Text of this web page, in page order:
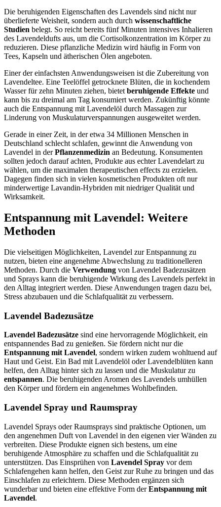
Die beruhigenden Eigenschaften des Lavendels sind nicht nur
überlieferte Weisheit, sondern auch durch wissenschaftliche
Studien belegt. So reicht bereits fünf Minuten intensives Inhalieren
des Lavendeldufts aus, um die Cortisolkonzentration im Körper zu
reduzieren. Diese pflanzliche Medizin wird häufig in Form von
Tees, Kapseln und ätherischen Ölen angeboten.
Einer der einfachsten Anwendungsweisen ist die Zubereitung von
Lavendeltee. Eine Teelöffel getrocknete Blüten, die in kochendem
Wasser für zehn Minuten ziehen, bietet beruhigende Effekte und
kann bis zu dreimal am Tag konsumiert werden. Zukünftig könnte
auch die Entspannung mit Lavendelöl durch Massagen zur
Linderung von Muskulaturverspannungen ausgeweitet werden.
Gerade in einer Zeit, in der etwa 34 Millionen Menschen in
Deutschland schlecht schlafen, gewinnt die Anwendung von
Lavendel in derPflanzenmedizin an Bedeutung. Konsumenten
sollten jedoch darauf achten, Produkte aus echter Lavendelart zu
wählen, um die maximalen therapeutischen effects zu erzielen.
Dagegen finden sich in vielen kosmetischen Produkten oft nur
minderwertige Lavandin-Hybriden mit niedriger Qualität und
Wirksamkeit.
Entspannung mit Lavendel: Weitere
Methoden
Die vielseitigen Möglichkeiten, Lavendel zur Entspannung zu
nutzen, bieten eine angenehme Abwechslung zu traditionelleren
Methoden. Durch die Verwendung von Lavendel Badezusätzen
und Sprays kann die beruhigende Wirkung des Lavendels perfekt in
den Alltag integriert werden. Diese Anwendungen tragen dazu bei,
Stress abzubauen und die Schlafqualität zu verbessern.
Lavendel Badezusätze
Lavendel Badezusätze sind eine hervorragende Möglichkeit, ein
entspannendes Bad zu genießen. Sie fördern nicht nur die
Entspannung mit Lavendel, sondern wirken zudem wohltuend auf
Haut und Geist. Ein Bad mit Lavendelöl oder Lavendelblüten kann
helfen, den Alltag hinter sich zu lassen und die Muskulatur zu
entspannen. Die beruhigenden Aromen des Lavendels umhüllen
den Körper und fördern ein angenehmes Wohlbefinden.
Lavendel Spray und Raumspray
Lavendel Sprays oder Raumsprays sind praktische Optionen, um
den angenehmen Duft von Lavendel in den eigenen vier Wänden zu
verbreiten. Diese Produkte eignen sich bestens, um eine
beruhigende Atmosphäre zu schaffen und die Schlafqualität zu
unterstützen. Das Einsprühen von Lavendel Spray vor dem
Schlafengehen kann helfen, den Geist zur Ruhe zu bringen und das
Einschlafen zu erleichtern. Diese Methoden ergänzen sich
wunderbar und bieten eine effektive Form derEntspannung mit
Lavendel.